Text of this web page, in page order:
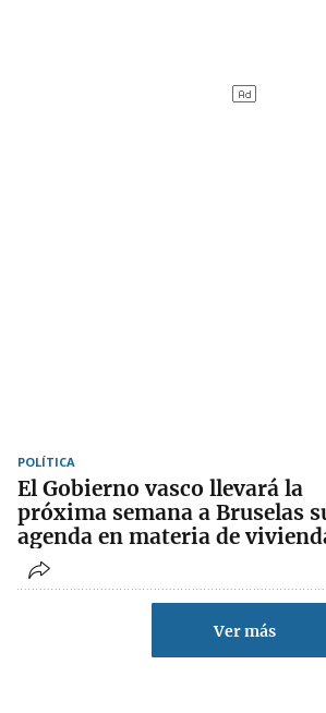
POLÍTICA
El Gobierno vasco llevará la
próxima semana a Bruselas
agenda en materia de
Ver más